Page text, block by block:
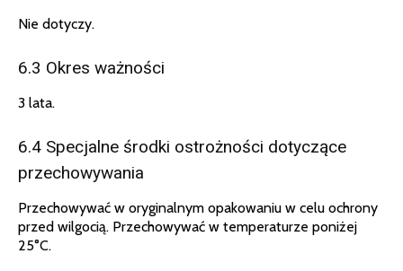
Nie dotyczy.
6.3 Okres ważności
3 lata.
6.4 Specjalne środki ostrożności dotyczące
przechowywania
Przechowywać w oryginalnym opakowaniu w celu ochrony
przed wilgocią. Przechowywać w temperaturze poniżej
25°C.